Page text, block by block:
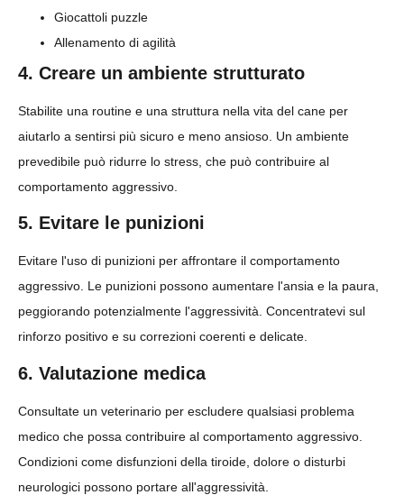
Giocattoli puzzle
Allenamento di agilità
4. Creare un ambiente strutturato
Stabilite una routine e una struttura nella vita del cane per
aiutarlo a sentirsi più sicuro e meno ansioso. Un ambiente
prevedibile può ridurre lo stress, che può contribuire al
comportamento aggressivo.
5. Evitare le punizioni
Evitare l'uso di punizioni per affrontare il comportamento
aggressivo. Le punizioni possono aumentare l'ansia e la paura,
peggiorando potenzialmente l'aggressività. Concentratevi sul
rinforzo positivo e su correzioni coerenti e delicate.
6. Valutazione medica
Consultate un veterinario per escludere qualsiasi problema
medico che possa contribuire al comportamento aggressivo.
Condizioni come disfunzioni della tiroide, dolore o disturbi
neurologici possono portare all'aggressività.